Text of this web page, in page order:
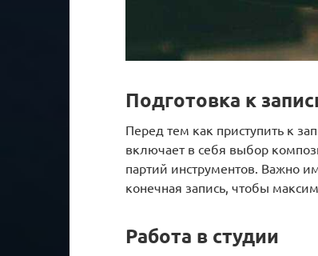
Подготовка к
Перед тем как приступить к
включает в себя выбор
партий инструментов. Важно
конечная запись, чтобы
Работа в студии